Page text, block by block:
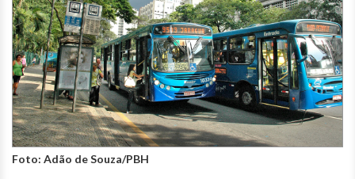
Foto: Adão de Souza/PBH